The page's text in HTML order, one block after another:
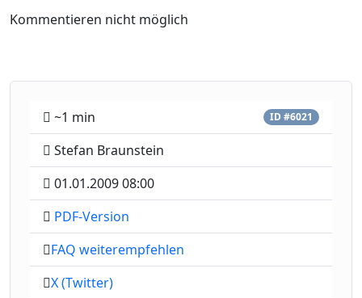
Kommentieren nicht möglich
~1 min ID #6021
Stefan Braunstein
01.01.2009 08:00
PDF-Version
FAQ weiterempfehlen
X (Twitter)